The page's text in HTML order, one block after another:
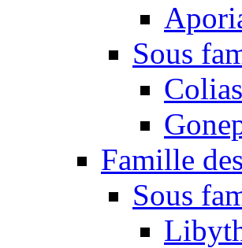
Sous
Colias
Famille
Sous